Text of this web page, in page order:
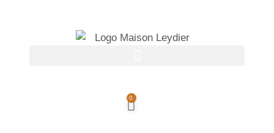
0
sur notre huile d'olive intense
(tous nos formats)